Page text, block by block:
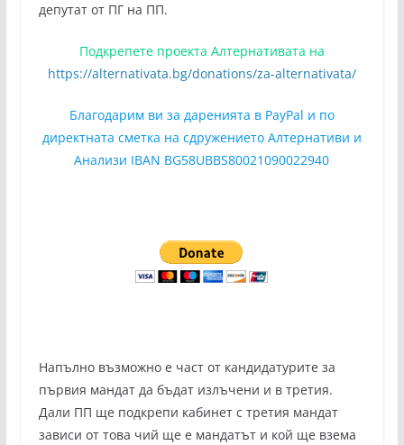
депутат от ПГ на ПП.
Подкрепете проекта Алтернативата на
https://alternativata.bg/donations/za-alternativata/
Благодарим ви за даренията в PayPal и по
директната сметка на сдружението Алтернативи и
Анализи IBAN BG58UBBS80021090022940
Напълно възможно е част от кандидатурите за
първия мандат да бъдат излъчени и в третия.
Дали ПП ще подкрепи кабинет с третия мандат
зависи от това чий ще е мандатът и кой ще взема